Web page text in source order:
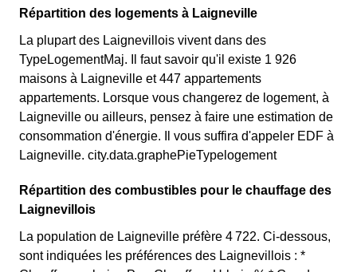
Répartition des logements à Laigneville
La plupart des Laignevillois vivent dans des
TypeLogementMaj. Il faut savoir qu'il existe 1 926
maisons à Laigneville et 447 appartements
appartements. Lorsque vous changerez de logement, à
Laigneville ou ailleurs, pensez à faire une estimation de
consommation d'énergie. Il vous suffira d'appeler EDF à
Laigneville. city.data.graphePieTypelogement
Répartition des combustibles pour le chauffage des
Laignevillois
La population de Laigneville préfère 4 722. Ci-dessous,
sont indiquées les préférences des Laignevillois : *